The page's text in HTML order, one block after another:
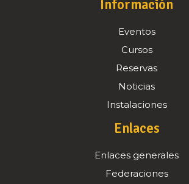
Información
Eventos
Cursos
Reservas
Noticias
Instalaciones
Enlaces
Enlaces generales
Federaciones